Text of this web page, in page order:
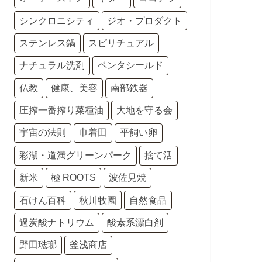
シンクロニシティ ジオ・プロダクト
ステンレス鍋 スピリチュアル
ナチュラル洗剤 ペンタシールド
仏教 健康、美容 南部鉄器
圧搾一番搾り菜種油 大地を守る会
宇宙の法則 巾着田 平飼い卵
彩湖・道満グリーンパーク 捨て活
新米 極 ROOTS 波佐見焼
石けん百科 秋川牧園 自然食品
過炭酸ナトリウム 酸素系漂白剤
野田琺瑯 釜浅商店